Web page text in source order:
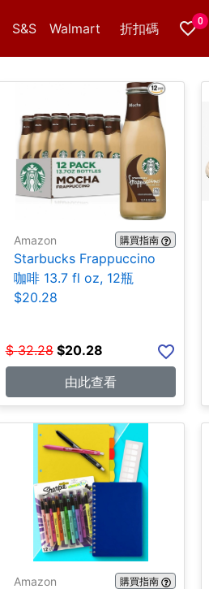
S&S Walmart 折扣碼 0
Amazon 購買指南
Starbucks Frappuccino
咖啡 13.7 fl oz, 12瓶
$20.28
$ 32.28 $20.28
由此查看
Amazon 購買指南